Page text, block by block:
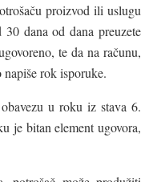
proizvod ili uslugu
dana od dana preuzete
te da na računu,
rok isporuke.
u roku iz stava 6.
je bitan element ugovora,